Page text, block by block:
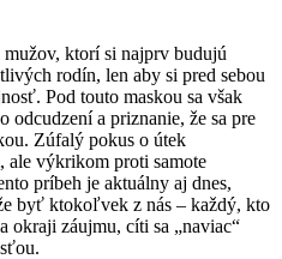
ktorí si najprv budujú
rodín, len aby si pred sebou
Pod touto maskou sa však
odcudzení a priznanie, že sa pre
Zúfalý pokus o útek
ale výkrikom proti samote
príbeh je aktuálny aj dnes,
byť ktokoľvek z nás – každý, kto
okraji záujmu, cíti sa „naviac“